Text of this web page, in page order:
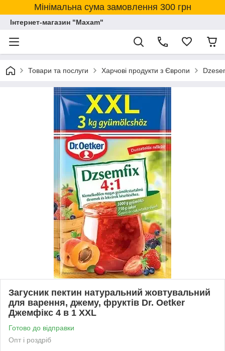
Мінімальна сума замовлення 300 грн
Інтернет-магазин "Maxam"
Товари та послуги Харчові продукти з Європи
Загусник пектин натуральний жовтувальний
для варення, джему, фруктів Dr. Oetker
Джемфікс 4 в 1 XXL
Готово до відправки
Опт і роздріб